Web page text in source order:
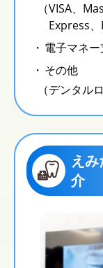
（VISA、
Express、
電子マネ
その他
（デンタル
え
介